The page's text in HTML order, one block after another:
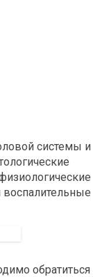
системы и
воспалительные
обратиться